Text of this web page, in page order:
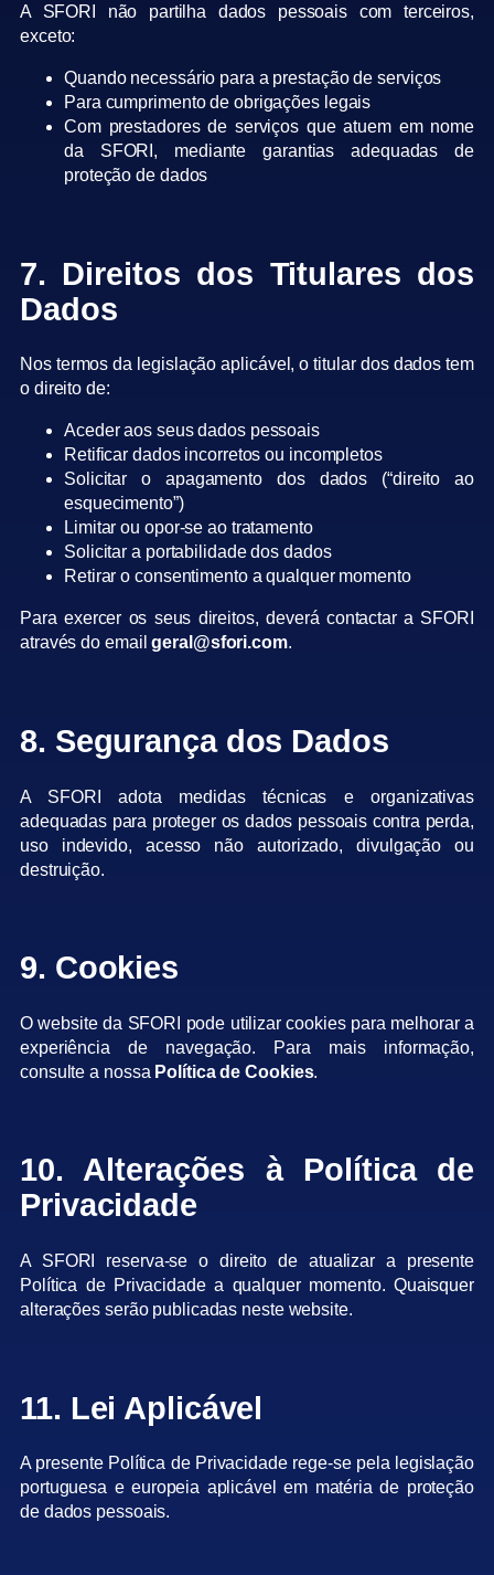
A SFORI não partilha dados pessoais com terceiros,
exceto:
Quando necessário para a prestação de serviços
Para cumprimento de obrigações legais
Com prestadores de serviços que atuem em nome
da SFORI, mediante garantias adequadas de
proteção de dados
7. Direitos dos Titulares dos
Dados
Nos termos da legislação aplicável, o titular dos dados tem
o direito de:
Aceder aos seus dados pessoais
Retificar dados incorretos ou incompletos
Solicitar o apagamento dos dados (“direito ao
esquecimento”)
Limitar ou opor-se ao tratamento
Solicitar a portabilidade dos dados
Retirar o consentimento a qualquer momento
Para exercer os seus direitos, deverá contactar a SFORI
através do emailgeral@sfori.com.
8. Segurança dos Dados
A SFORI adota medidas técnicas e organizativas
adequadas para proteger os dados pessoais contra perda,
uso indevido, acesso não autorizado, divulgação ou
destruição.
9. Cookies
O website da SFORI pode utilizar cookies para melhorar a
experiência de navegação. Para mais informação,
consulte a nossa Política de Cookies.
10. Alterações à Política de
Privacidade
A SFORI reserva-se o direito de atualizar a presente
Política de Privacidade a qualquer momento. Quaisquer
alterações serão publicadas neste website.
11. Lei Aplicável
A presente Política de Privacidade rege-se pela legislação
portuguesa e europeia aplicável em matéria de proteção
de dados pessoais.